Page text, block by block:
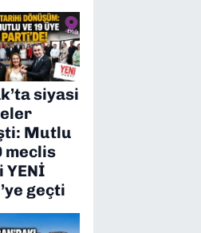
siyasi
Mutlu
meclis
YENİ
geçti